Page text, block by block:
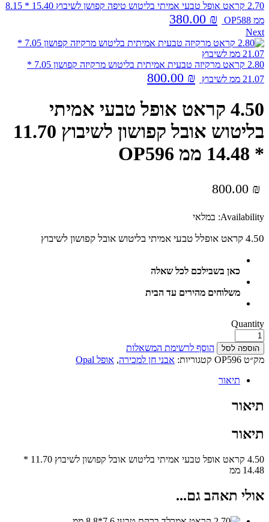
2.70 קראט אופל טבעי אמיתי בליטוש טיפה קפושן לשיבוץ 15.40 * 8.15
ממ OP588
380.00 ₪
Next
2.80 קראט מרקיזה טבעית אמיתית בליטוש מרקיזה קפושון 7.05 *
21.07 ממ לשיבוץ
800.00 ₪
4.50 קראט אופל טבעי אמיתי
בליטוש אובל קפושון לשיבוץ 11.70
* 14.48 ממ OP596
800.00 ₪
Availability: במלאי
4.50 קראט אופלל טבעי אמיתי בליטוש אובל קפושון לשיבוץ
כאן בשבילכם לכל שאלה
משלוחים מהירים עד הבית
Quantity
הוספה לסל
הוסף לרשימת המשאלות
מק״ט OP596 קטגוריות: אבני חן למכירה, אופל Opal
תיאור
תיאור
תיאור
4.50 קראט אופל טבעי אמיתי בליטוש אובל קפושון לשיבוץ 11.70 *
14.48 ממ
אולי תאהב גם...